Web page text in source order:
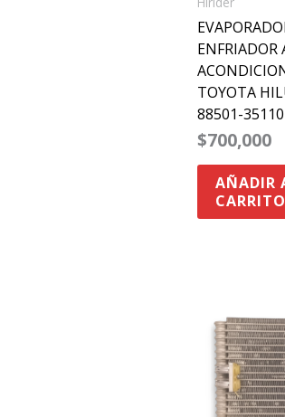
ENFRIADOR
TOYOTA
88501-35110
$700,000
AÑADIR
CARRITO